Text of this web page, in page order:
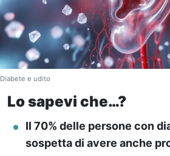
Diabete e udito
Lo sapevi che…?
Il 70% delle persone con
sospetta di avere anche